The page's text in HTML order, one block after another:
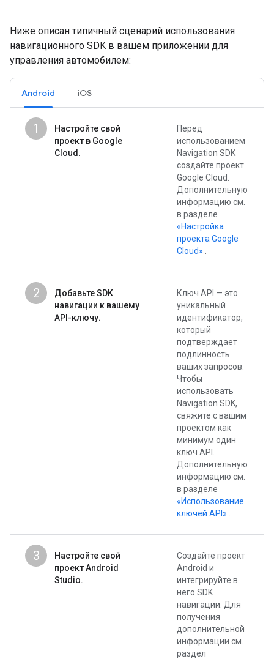
Ниже описан типичный сценарий использования
навигационного SDK в вашем приложении для
управления автомобилем:
Android iOS
1
Настройте свой
проект в Google
Cloud.
Перед
использованием
Navigation SDK
создайте проект
Google Cloud.
Дополнительную
информацию см.
в разделе
«Настройка
проекта Google
Cloud»
2
Добавьте SDK
навигации к вашему
API-ключу.
Ключ API — это
уникальный
идентификатор,
который
подтверждает
подлинность
ваших запросов.
Чтобы
использовать
Navigation SDK,
свяжите с вашим
проектом как
минимум один
ключ API.
Дополнительную
информацию см.
в разделе
«Использование
ключей API»
3
Настройте свой
проект Android
Studio.
Создайте проект
Android и
интегрируйте в
него SDK
навигации. Для
получения
дополнительной
информации см.
раздел